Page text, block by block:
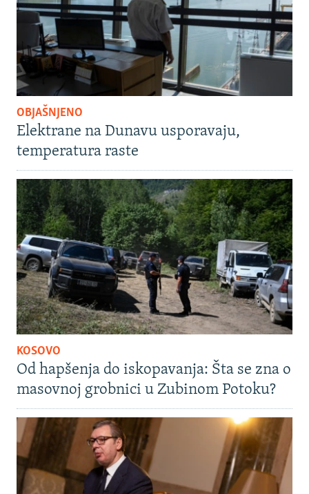
OBJAŠNJENO
Elektrane na Dunavu usporavaju,
temperatura raste
KOSOVO
Od hapšenja do iskopavanja: Šta se zna o
masovnoj grobnici u Zubinom Potoku?